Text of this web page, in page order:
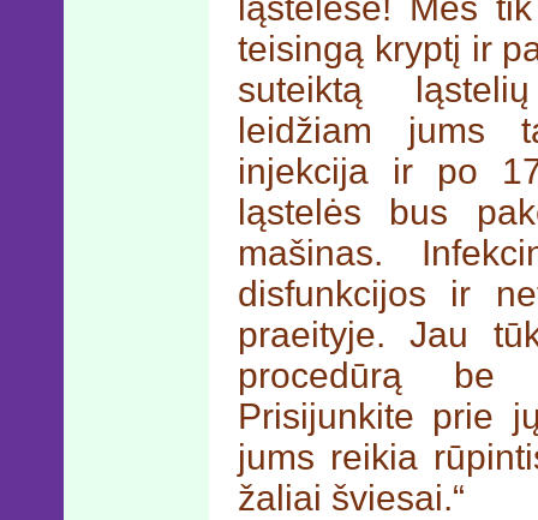
ląstelėse! Mes
teisingą kryptį ir
suteiktą
leidžiam jums
injekcija ir po
ląstelės bus
mašinas.
disfunkcijos ir
praeityje. Jau
procedūrą be
Prisijunkite prie
jums reikia
žaliai šviesai.“